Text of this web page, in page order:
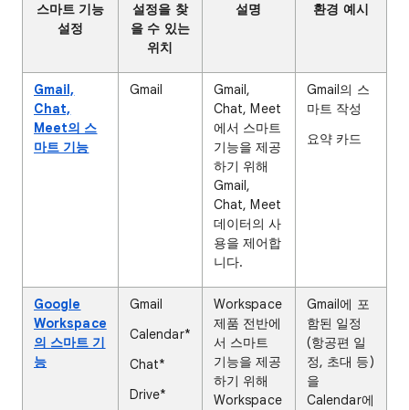
스마트 기능
설정
설정을 찾
을 수 있는
위치
설명 환경 예시
Gmail,
Chat,
Meet의 스
마트 기능
Gmail
Gmail,
Chat, Meet
에서 스마트
기능을 제공
하기 위해
Gmail,
Chat, Meet
데이터의 사
용을 제어합
니다.
Gmail의 스
마트 작성
요약 카드
Google
Workspace
의 스마트 기
능
Gmail
Calendar*
Chat*
Drive*
Workspace
제품 전반에
서 스마트
기능을 제공
하기 위해
Workspace
Gmail에 포
함된 일정
(항공편 일
정, 초대 등)
을
Calendar에